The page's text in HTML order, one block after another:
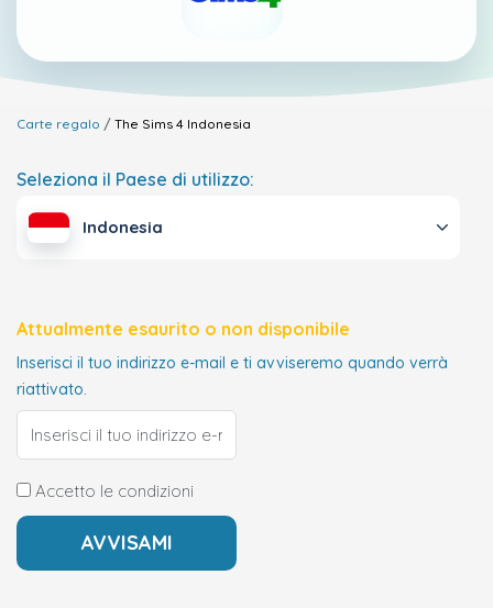
Carte regalo The Sims 4 Indonesia
Seleziona il Paese di utilizzo:
Indonesia
Attualmente esaurito o non disponibile
Inserisci il tuo indirizzo e-mail e ti avviseremo quando verrà
riattivato.
Accetto le condizioni